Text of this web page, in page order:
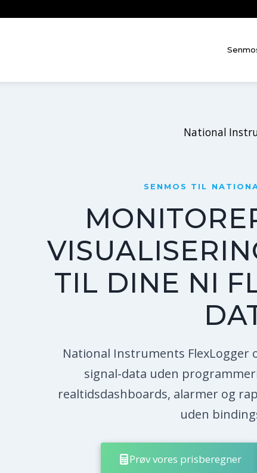
SENMOS TIL
TIL DINE NI
National Instruments FlexLogger
signal-data uden
realtidsdashboards, alarmer og
uden
Prøv vores prisberegner